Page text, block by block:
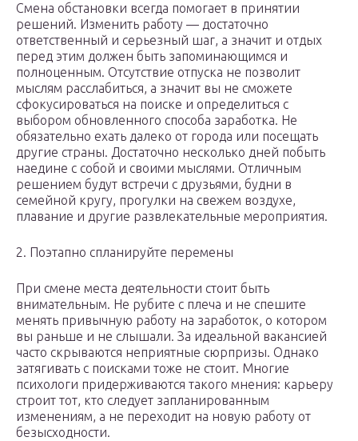
Смена обстановки всегда помогает в принятии
решений. Изменить работу — достаточно
ответственный и серьезный шаг, а значит и отдых
перед этим должен быть запоминающимся и
полноценным. Отсутствие отпуска не позволит
мыслям расслабиться, а значит вы не сможете
сфокусироваться на поиске и определиться с
выбором обновленного способа заработка. Не
обязательно ехать далеко от города или посещать
другие страны. Достаточно несколько дней побыть
наедине с собой и своими мыслями. Отличным
решением будут встречи с друзьями, будни в
семейной кругу, прогулки на свежем воздухе,
плавание и другие развлекательные мероприятия.
2. Поэтапно спланируйте перемены
При смене места деятельности стоит быть
внимательным. Не рубите с плеча и не спешите
менять привычную работу на заработок, о котором
вы раньше и не слышали. За идеальной вакансией
часто скрываются неприятные сюрпризы. Однако
затягивать с поисками тоже не стоит. Многие
психологи придерживаются такого мнения: карьеру
строит тот, кто следует запланированным
изменениям, а не переходит на новую работу от
безысходности.